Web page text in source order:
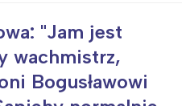
"Jam jest
wachmistrz,
Bogusławowi